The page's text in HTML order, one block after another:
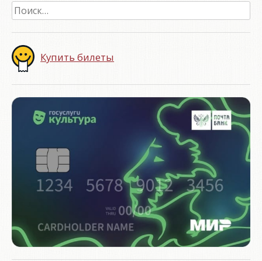
Найти:
Купить билеты